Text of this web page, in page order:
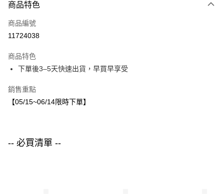
Apple Pay
街口支付
運送方式
每筆NT$80，滿NT$1,500(含以上)免運費
宅配
商品特色
商品編號
11724038
商品特色
下單後3–5天快速出貨，早買早享受
銷售重點
【05/15~06/14限時下單】
-- 必買清單 --